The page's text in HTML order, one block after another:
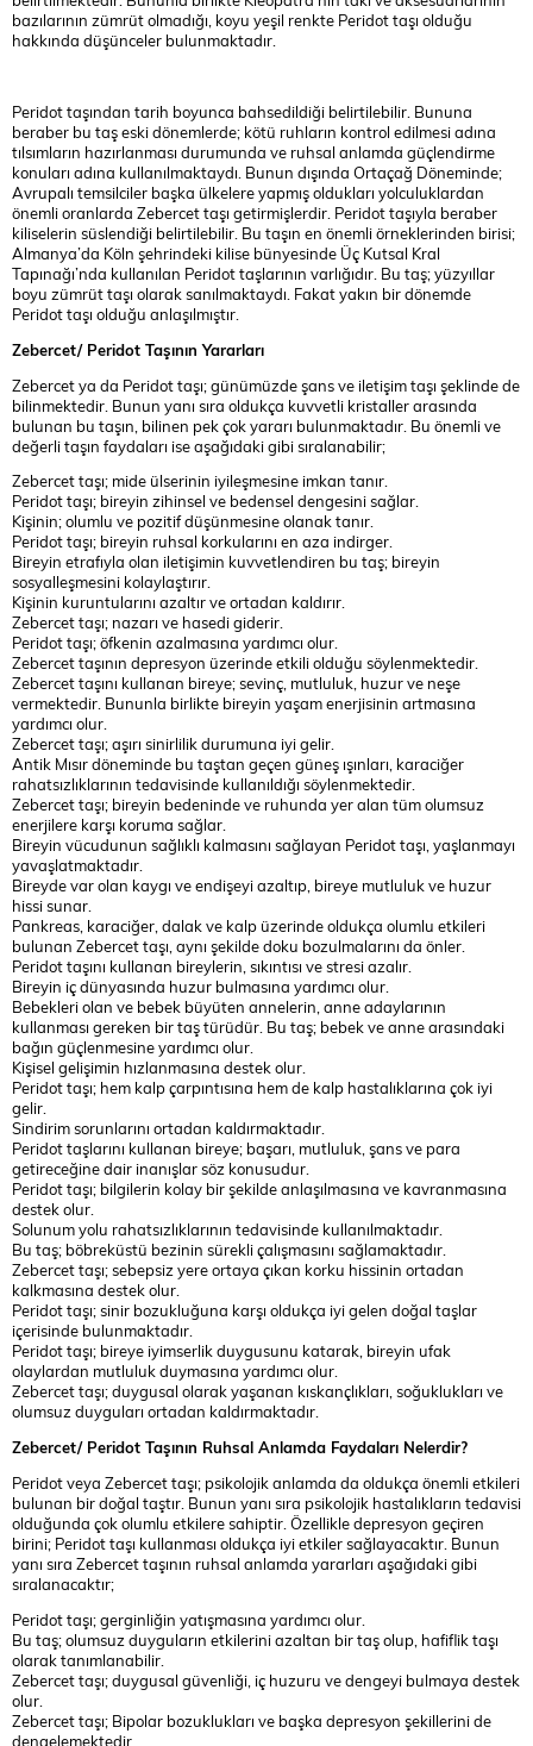
bazılarının zümrüt olmadığı, koyu yeşil renkte Peridot taşı olduğu
hakkında düşünceler bulunmaktadır.
Peridot taşından tarih boyunca bahsedildiği belirtilebilir. Bununa
beraber bu taş eski dönemlerde; kötü ruhların kontrol edilmesi adına
tılsımların hazırlanması durumunda ve ruhsal anlamda güçlendirme
konuları adına kullanılmaktaydı. Bunun dışında Ortaçağ Döneminde;
Avrupalı temsilciler başka ülkelere yapmış oldukları yolculuklardan
önemli oranlarda Zebercet taşı getirmişlerdir. Peridot taşıyla beraber
kiliselerin süslendiği belirtilebilir. Bu taşın en önemli örneklerinden birisi;
Almanya’da Köln şehrindeki kilise bünyesinde Üç Kutsal Kral
Tapınağı’nda kullanılan Peridot taşlarının varlığıdır. Bu taş; yüzyıllar
boyu zümrüt taşı olarak sanılmaktaydı. Fakat yakın bir dönemde
Peridot taşı olduğu anlaşılmıştır.
Zebercet/ Peridot Taşının Yararları
Zebercet ya da Peridot taşı; günümüzde şans ve iletişim taşı şeklinde de
bilinmektedir. Bunun yanı sıra oldukça kuvvetli kristaller arasında
bulunan bu taşın, bilinen pek çok yararı bulunmaktadır. Bu önemli ve
değerli taşın faydaları ise aşağıdaki gibi sıralanabilir;
Zebercet taşı; mide ülserinin iyileşmesine imkan tanır.
Peridot taşı; bireyin zihinsel ve bedensel dengesini sağlar.
Kişinin; olumlu ve pozitif düşünmesine olanak tanır.
Peridot taşı; bireyin ruhsal korkularını en aza indirger.
Bireyin etrafıyla olan iletişimin kuvvetlendiren bu taş; bireyin
sosyalleşmesini kolaylaştırır.
Kişinin kuruntularını azaltır ve ortadan kaldırır.
Zebercet taşı; nazarı ve hasedi giderir.
Peridot taşı; öfkenin azalmasına yardımcı olur.
Zebercet taşının depresyon üzerinde etkili olduğu söylenmektedir.
Zebercet taşını kullanan bireye; sevinç, mutluluk, huzur ve neşe
vermektedir. Bununla birlikte bireyin yaşam enerjisinin artmasına
yardımcı olur.
Zebercet taşı; aşırı sinirlilik durumuna iyi gelir.
Antik Mısır döneminde bu taştan geçen güneş ışınları, karaciğer
rahatsızlıklarının tedavisinde kullanıldığı söylenmektedir.
Zebercet taşı; bireyin bedeninde ve ruhunda yer alan tüm olumsuz
enerjilere karşı koruma sağlar.
Bireyin vücudunun sağlıklı kalmasını sağlayan Peridot taşı, yaşlanmayı
yavaşlatmaktadır.
Bireyde var olan kaygı ve endişeyi azaltıp, bireye mutluluk ve huzur
hissi sunar.
Pankreas, karaciğer, dalak ve kalp üzerinde oldukça olumlu etkileri
bulunan Zebercet taşı, aynı şekilde doku bozulmalarını da önler.
Peridot taşını kullanan bireylerin, sıkıntısı ve stresi azalır.
Bireyin iç dünyasında huzur bulmasına yardımcı olur.
Bebekleri olan ve bebek büyüten annelerin, anne adaylarının
kullanması gereken bir taş türüdür. Bu taş; bebek ve anne arasındaki
bağın güçlenmesine yardımcı olur.
Kişisel gelişimin hızlanmasına destek olur.
Peridot taşı; hem kalp çarpıntısına hem de kalp hastalıklarına çok iyi
gelir.
Sindirim sorunlarını ortadan kaldırmaktadır.
Peridot taşlarını kullanan bireye; başarı, mutluluk, şans ve para
getireceğine dair inanışlar söz konusudur.
Peridot taşı; bilgilerin kolay bir şekilde anlaşılmasına ve kavranmasına
destek olur.
Solunum yolu rahatsızlıklarının tedavisinde kullanılmaktadır.
Bu taş; böbreküstü bezinin sürekli çalışmasını sağlamaktadır.
Zebercet taşı; sebepsiz yere ortaya çıkan korku hissinin ortadan
kalkmasına destek olur.
Peridot taşı; sinir bozukluğuna karşı oldukça iyi gelen doğal taşlar
içerisinde bulunmaktadır.
Peridot taşı; bireye iyimserlik duygusunu katarak, bireyin ufak
olaylardan mutluluk duymasına yardımcı olur.
Zebercet taşı; duygusal olarak yaşanan kıskançlıkları, soğuklukları ve
olumsuz duyguları ortadan kaldırmaktadır.
Zebercet/ Peridot Taşının Ruhsal Anlamda Faydaları Nelerdir?
Peridot veya Zebercet taşı; psikolojik anlamda da oldukça önemli etkileri
bulunan bir doğal taştır. Bunun yanı sıra psikolojik hastalıkların tedavisi
olduğunda çok olumlu etkilere sahiptir. Özellikle depresyon geçiren
birini; Peridot taşı kullanması oldukça iyi etkiler sağlayacaktır. Bunun
yanı sıra Zebercet taşının ruhsal anlamda yararları aşağıdaki gibi
sıralanacaktır;
Peridot taşı; gerginliğin yatışmasına yardımcı olur.
Bu taş; olumsuz duyguların etkilerini azaltan bir taş olup, hafiflik taşı
olarak tanımlanabilir.
Zebercet taşı; duygusal güvenliği, iç huzuru ve dengeyi bulmaya destek
olur.
Zebercet taşı; Bipolar bozuklukları ve başka depresyon şekillerini de
dengelemektedir.